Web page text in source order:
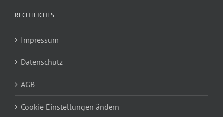
RECHTLICHES
Impressum
Datenschutz
AGB
Cookie Einstellungen ändern